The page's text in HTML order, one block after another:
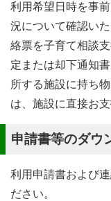
利用希望日時を事
況について確認い
絡票を子育て相談
定または却下通知
所する施設に持ち
は、施設に直接お支
申請書等のダウ
利用申請書および
ださい。